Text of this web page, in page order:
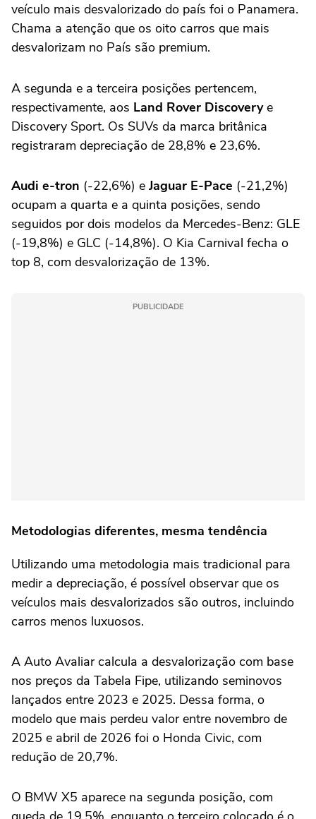
veículo mais desvalorizado do país foi o Panamera.
Chama a atenção que os oito carros que mais
desvalorizam no País são premium.
A segunda e a terceira posições pertencem,
respectivamente, aos Land Rover Discoverye
Discovery Sport. Os SUVs da marca britânica
registraram depreciação de 28,8% e 23,6%.
Audi e-tron (-22,6%) e Jaguar E-Pace (-21,2%)
ocupam a quarta e a quinta posições, sendo
seguidos por dois modelos da Mercedes-Benz: GLE
(-19,8%) e GLC (-14,8%). O Kia Carnival fecha o
top 8, com desvalorização de 13%.
PUBLICIDADE
Metodologias diferentes, mesma tendência
Utilizando uma metodologia mais tradicional para
medir a depreciação, é possível observar que os
veículos mais desvalorizados são outros, incluindo
carros menos luxuosos.
A Auto Avaliar calcula a desvalorização com base
nos preços da Tabela Fipe, utilizando seminovos
lançados entre 2023 e 2025. Dessa forma, o
modelo que mais perdeu valor entre novembro de
2025 e abril de 2026 foi o Honda Civic, com
redução de 20,7%.
O BMW X5 aparece na segunda posição, com